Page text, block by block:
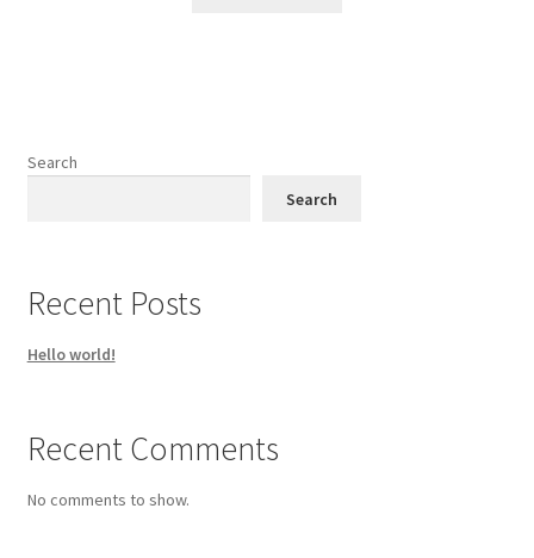
Search
Search
Recent Posts
Hello world!
Recent Comments
No comments to show.